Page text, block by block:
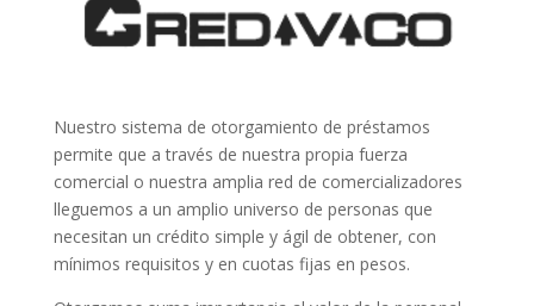
Nuestro sistema de otorgamiento de préstamos
permite que a través de nuestra propia fuerza
comercial o nuestra amplia red de comercializadores
lleguemos a un amplio universo de personas que
necesitan un crédito simple y ágil de obtener, con
mínimos requisitos y en cuotas fijas en pesos.